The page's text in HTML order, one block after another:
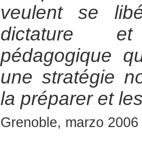
veulent se
dictature
pédagogique
une stratégie
la préparer et
Grenoble, marzo 2006